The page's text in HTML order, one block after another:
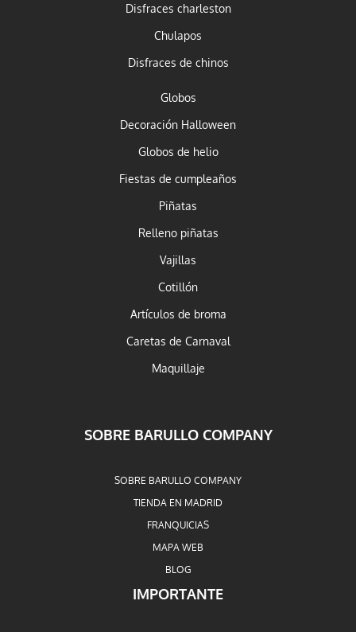
Disfraces charleston
Chulapos
Disfraces de chinos
Globos
Decoración Halloween
Globos de helio
Fiestas de cumpleaños
Piñatas
Relleno piñatas
Vajillas
Cotillón
Artículos de broma
Caretas de Carnaval
Maquillaje
SOBRE BARULLO COMPANY
SOBRE BARULLO COMPANY
TIENDA EN MADRID
FRANQUICIAS
MAPA WEB
BLOG
IMPORTANTE